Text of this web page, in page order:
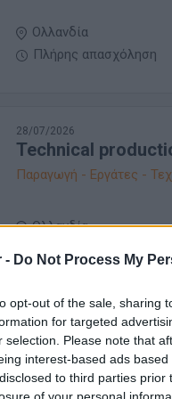
- Do Not Process My
opt-out of the sale, sharing
for targeted
selection. Please note that
interest-based ads
to third parties
Ολλανδία
Πλήρης απασχόληση
28/07/2026
Technical
Παραγωγή - Εργάτες -
Ολλανδία
28/07/2026
Pool Builder /
Something That
Παραγωγή - Εργάτες -